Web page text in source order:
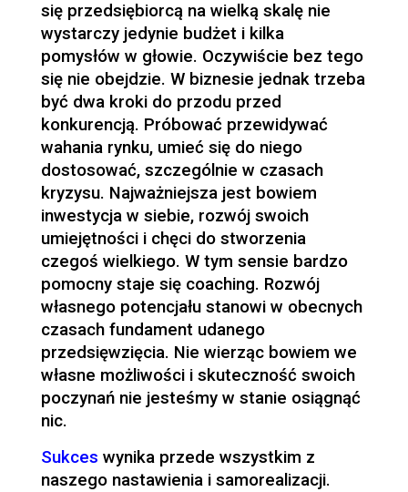
się przedsiębiorcą na wielką skalę nie
wystarczy jedynie budżet i kilka
pomysłów w głowie. Oczywiście bez tego
się nie obejdzie. W biznesie jednak trzeba
być dwa kroki do przodu przed
konkurencją. Próbować przewidywać
wahania rynku, umieć się do niego
dostosować, szczególnie w czasach
kryzysu. Najważniejsza jest bowiem
inwestycja w siebie, rozwój swoich
umiejętności i chęci do stworzenia
czegoś wielkiego. W tym sensie bardzo
pomocny staje się coaching. Rozwój
własnego potencjału stanowi w obecnych
czasach fundament udanego
przedsięwzięcia. Nie wierząc bowiem we
własne możliwości i skuteczność swoich
poczynań nie jesteśmy w stanie osiągnąć
nic.
Sukces wynika przede wszystkim z
naszego nastawienia i samorealizacji.